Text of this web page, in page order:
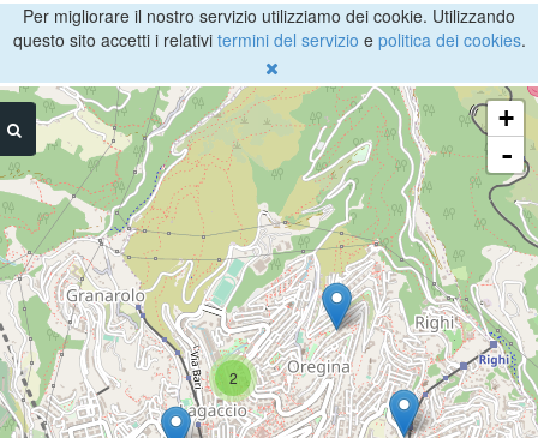
Per migliorare il nostro servizio utilizziamo dei cookie. Utilizzando
questo sito accetti i relativi termini del servizio e politica dei cookies.
2
+
-